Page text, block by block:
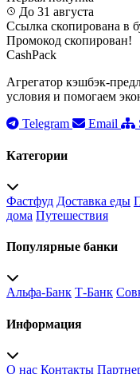
До 31 августа
Ссылка скопирована в
Промокод скопирован!
CashPack
Агрегатор кэшбэк-
условия и помогаем
Telegram
Email
Категории
Фастфуд Доставка еды
дома Путешествия
Популярные банки
Альфа-Банк Т-Банк
Информация
О нас Контакты